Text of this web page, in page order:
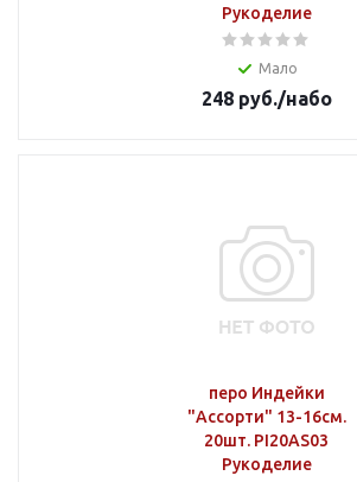
Рукоделие
Мало
248руб./набо
перо Индейки
"Ассорти" 13-16см.
20шт. PI20AS03
Рукоделие